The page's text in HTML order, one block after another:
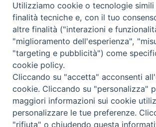
UTILITY
News
Altri articoli
Notizie nazionali
Download
Amministrazione Trasparente
Utilizziamo cookie o tecnologie simili
finalità tecniche e, con il tuo
altre finalità ("interazioni e
"miglioramento dell'esperienza",
"targeting e pubblicità") come
cookie policy.
Cliccando su "accetta" acconsenti
cookie. Cliccando su "personalizza"
maggiori informazioni sui cookie
personalizzare le tue preferenze.
"rifiuta" o chiudendo questa